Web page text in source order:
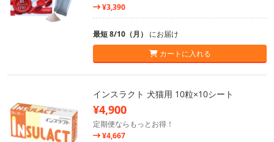
¥3,390
最短 8/10（月） にお届け
カートに入れる
インスラクト 犬猫用 10粒×10シート
¥4,900
定期便ならもっとお得！
¥4,667